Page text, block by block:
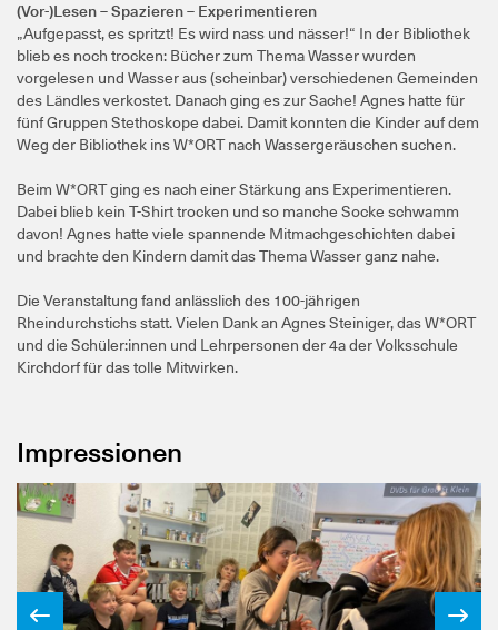
(Vor-)Lesen – Spazieren – Experimentieren
„Aufgepasst, es spritzt! Es wird nass und nässer!“ In der Bibliothek
blieb es noch trocken: Bücher zum Thema Wasser wurden
vorgelesen und Wasser aus (scheinbar) verschiedenen Gemeinden
des Ländles verkostet. Danach ging es zur Sache! Agnes hatte für
fünf Gruppen Stethoskope dabei. Damit konnten die Kinder auf dem
Weg der Bibliothek ins W*ORT nach Wassergeräuschen suchen.
Beim W*ORT ging es nach einer Stärkung ans Experimentieren.
Dabei blieb kein T-Shirt trocken und so manche Socke schwamm
davon! Agnes hatte viele spannende Mitmachgeschichten dabei
und brachte den Kindern damit das Thema Wasser ganz nahe.
Die Veranstaltung fand anlässlich des 100-jährigen
Rheindurchstichs statt. Vielen Dank an Agnes Steiniger, das W*ORT
und die Schüler:innen und Lehrpersonen der 4a der Volksschule
Kirchdorf für das tolle Mitwirken.
Impressionen